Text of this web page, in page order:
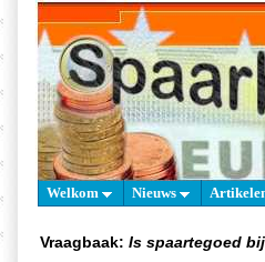
Welkom Nieuws
Vraagbaak: Is spaartegoed